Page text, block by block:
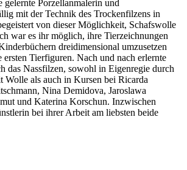
gelernte Porzellanmalerin und
mit der Technik des Trockenfilzens in
von dieser Möglichkeit, Schafswolle
war es ihr möglich, ihre Tierzeichnungen
dreidimensional umzusetzen
ersten Tierfiguren. Nach und nach erlernte
das Nassfilzen, sowohl in Eigenregie durch
Wolle als auch in Kursen bei Ricarda
Nina Demidova, Jaroslawa
und Katerina Korschun. Inzwischen
bei ihrer Arbeit am liebsten beide